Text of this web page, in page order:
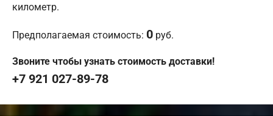
километр.
Предполагаемая стоимость: 0 руб.
Звоните чтобы узнать стоимость доставки!
+7 921 027-89-78